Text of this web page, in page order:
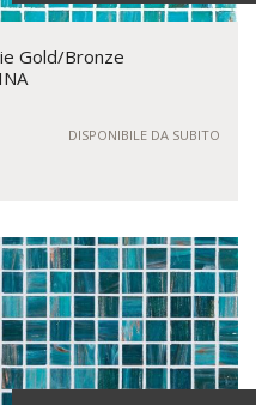
Gold/Bronze
DISPONIBILE DA SUBITO